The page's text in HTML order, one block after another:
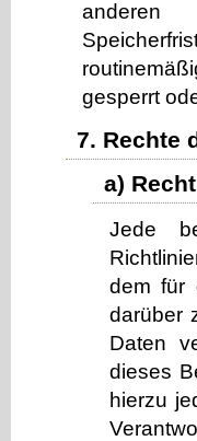
anderen
gesperrt
7. Rechte
a)
Jede
dem für
darüber
Daten
dieses
hierzu